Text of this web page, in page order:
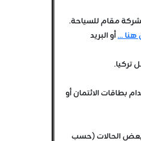
مقام للسياحة.
هنا ...أو البريد
تركيا.
بطاقات الائتمان أو
بعض الحالات (حسب